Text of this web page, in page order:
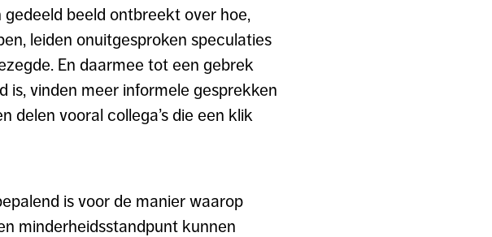
gedeeld beeld ontbreekt over hoe,
leiden onuitgesproken speculaties
En daarmee tot een gebrek
is, vinden meer informele gesprekken
delen vooral collega’s die een klik
is voor de manier waarop
minderheidsstandpunt kunnen